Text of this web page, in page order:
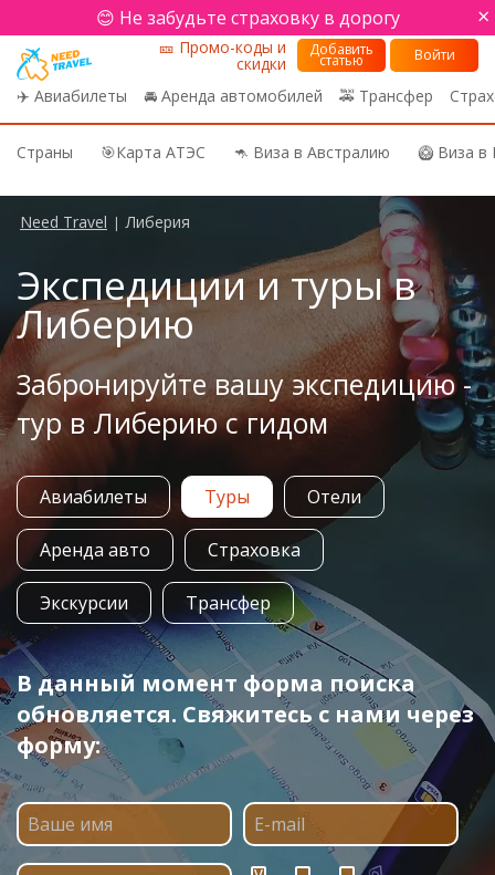
😊 Не забудьте страховку в дорогу ×
✈️ Авиабилеты 🚘 Аренда автомобилей 🚕 Трансфер
🎫 Промо-коды и
скидки
Добавить
статью Войти
Страны 🎯Карта АТЭС 🦘 Виза в Австралию 🥝 Виза
Need Travel | Либерия
Экспедиции и туры в
Либерию
Забронируйте вашу экспедицию -
тур в Либерию с гидом
Авиабилеты Туры Отели
Аренда авто Страховка
Экскурсии Трансфер
В данный момент форма поиска
обновляется. Свяжитесь с нами через
форму: